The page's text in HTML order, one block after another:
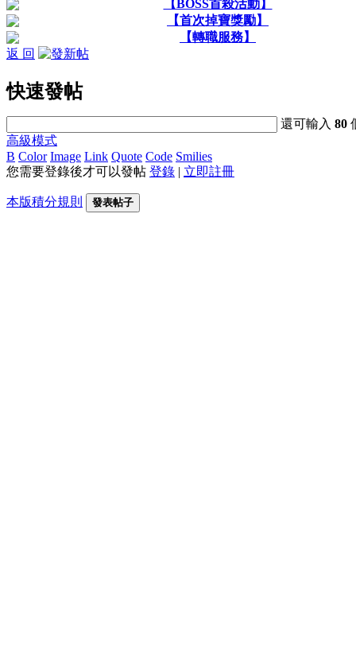
【BOSS首殺活動】
【首次掉寶獎勵】
【轉職服務】
返 回
快速發帖
還可輸入80
高級模式
B Color Image Link Quote Code Smilies
您需要登錄後才可以發帖 登錄 | 立即註冊
本版積分規則 發表帖子